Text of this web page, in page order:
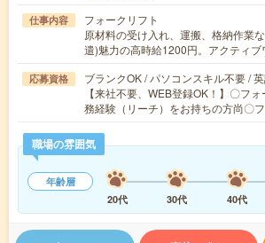
仕事内容
フォークリフト
原材料の受け入れ、運搬、格納作業
遣)魅力の高時給1200円。アクティ
応募資格
ブランクOK / パソコンスキル不要 /
【来社不要、WEB登録OK！】〇フ
務経験（リーチ）をお持ちの方尚〇
職場の雰囲気
年齢層
20代
30代 40代